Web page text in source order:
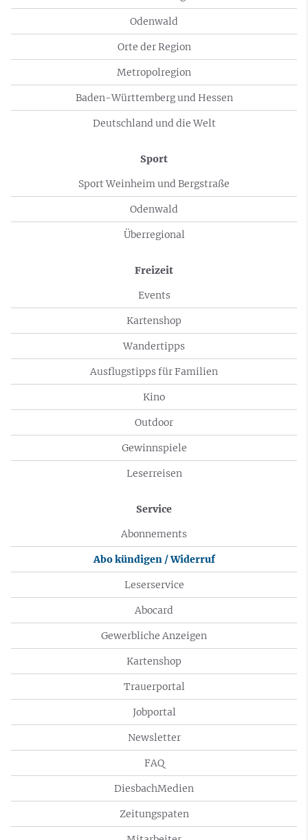
Odenwald
Orte der Region
Metropolregion
Baden-Württemberg und Hessen
Deutschland und die Welt
Sport
Sport Weinheim und Bergstraße
Odenwald
Überregional
Freizeit
Events
Kartenshop
Wandertipps
Ausflugstipps für Familien
Kino
Outdoor
Gewinnspiele
Leserreisen
Service
Abonnements
Abo kündigen / Widerruf
Leserservice
Abocard
Gewerbliche Anzeigen
Kartenshop
Trauerportal
Jobportal
Newsletter
FAQ
DiesbachMedien
Zeitungspaten